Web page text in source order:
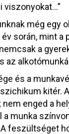
viszonyokat…”
még egy
során, mint
a
az
és a
kitér.
nem enged a
a munka
feszültséget